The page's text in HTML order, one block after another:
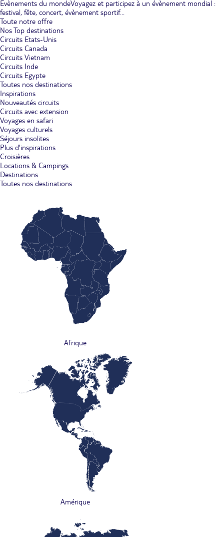
Evènements du mondeVoyagez et participez à un évènement mondial :
festival, fête, concert, évènement sportif...
Toute notre offre
Nos Top destinations
Circuits Etats-Unis
Circuits Canada
Circuits Vietnam
Circuits Inde
Circuits Egypte
Toutes nos destinations
Inspirations
Nouveautés circuits
Circuits avec extension
Voyages en safari
Voyages culturels
Séjours insolites
Plus d'inspirations
Croisières
Locations & Campings
Destinations
Toutes nos destinations
Afrique
Amérique